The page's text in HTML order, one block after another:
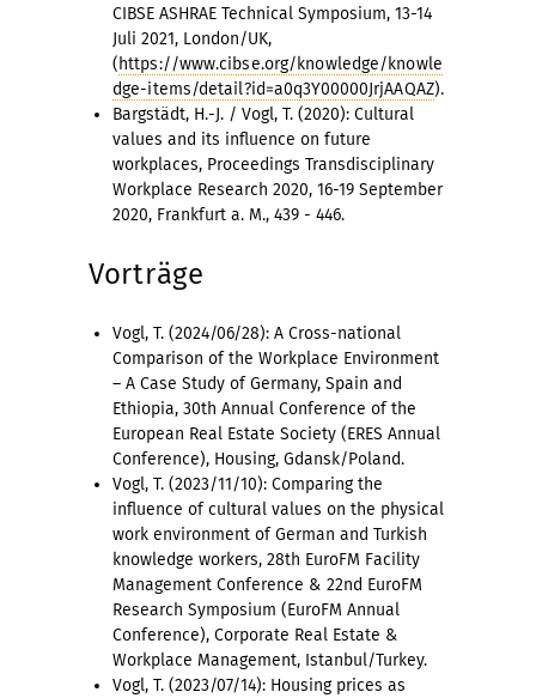
CIBSE ASHRAE Technical Symposium, 13-14
Juli 2021, London/UK,
(https://www.cibse.org/knowledge/knowle
dge-items/detail?id=a0q3Y00000JrjAAQAZ).
Bargstädt, H.-J. / Vogl, T. (2020): Cultural
values and its influence on future
workplaces, Proceedings Transdisciplinary
Workplace Research 2020, 16-19 September
2020, Frankfurt a. M., 439 - 446.
Vorträge
Vogl, T. (2024/06/28): A Cross-national
Comparison of the Workplace Environment
– A Case Study of Germany, Spain and
Ethiopia, 30th Annual Conference of the
European Real Estate Society (ERES Annual
Conference), Housing, Gdansk/Poland.
Vogl, T. (2023/11/10): Comparing the
influence of cultural values on the physical
work environment of German and Turkish
knowledge workers, 28th EuroFM Facility
Management Conference & 22nd EuroFM
Research Symposium (EuroFM Annual
Conference), Corporate Real Estate &
Workplace Management, Istanbul/Turkey.
Vogl, T. (2023/07/14): Housing prices as